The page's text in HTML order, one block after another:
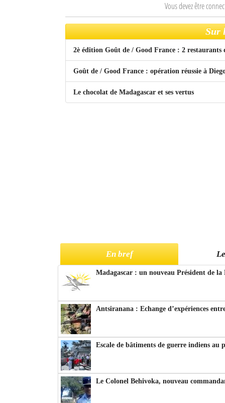
Vous devez être
Sur
2è édition Goût de / Good France : 2 restaurants
Goût de / Good France : opération réussie à
Le chocolat de Madagascar et ses vertus
En bref
Madagascar : un nouveau Président de
Antsiranana : Echange d’expériences
Escale de bâtiments de guerre indiens au
Le Colonel Behivoka, nouveau